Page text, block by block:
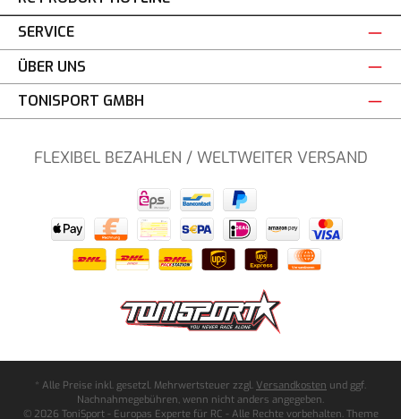
SERVICE
ÜBER UNS
TONISPORT GMBH
FLEXIBEL BEZAHLEN / WELTWEITER VERSAND
* Alle Preise inkl. gesetzl. Mehrwertsteuer zzgl. Versandkosten und ggf.
Nachnahmegebühren, wenn nicht anders angegeben.
© 2026 ToniSport - Europas Experte für RC - Alle Rechte vorbehalten. Theme